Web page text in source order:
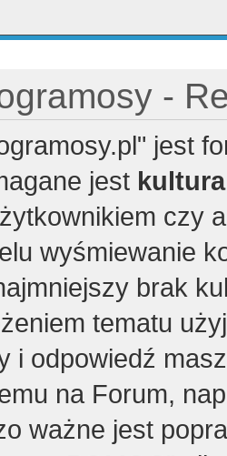
-
jest
jest
czy
wyśmiewanie
brak
tematu
i odpowiedź
na Forum,
ważne jest